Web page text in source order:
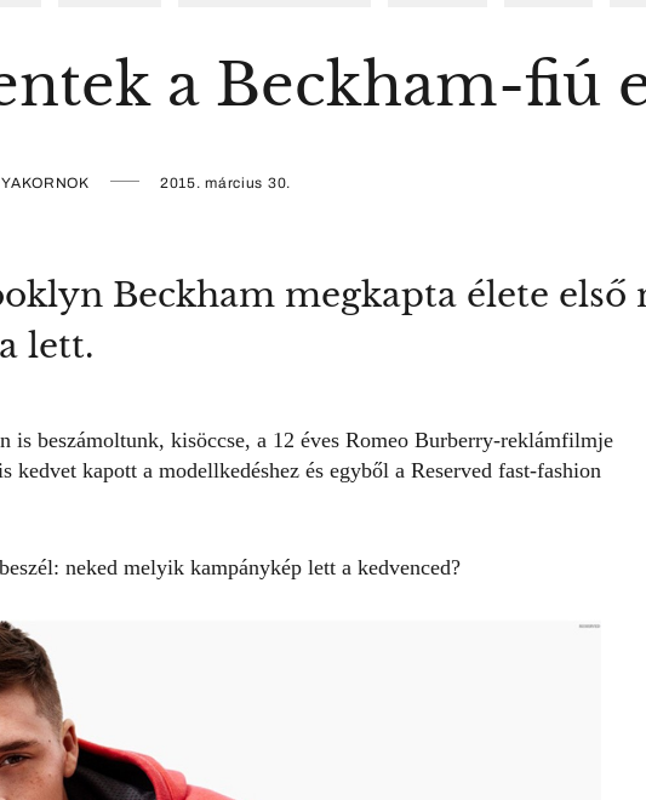
a Beckham-fiú
2015. március 30.
Beckham megkapta élete
lett.
is beszámoltunk, kisöccse, a 12 éves Romeo Burberry-reklámfilmje
kedvet kapott a modellkedéshez és egyből a Reserved fast-fashion
neked melyik kampánykép lett a kedvenced?